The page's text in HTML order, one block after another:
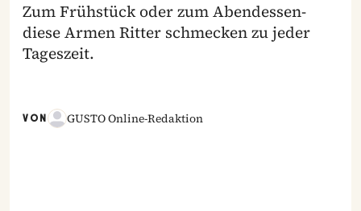
Zum Frühstück oder zum Abendessen-
diese Armen Ritter schmecken zu jeder
Tageszeit.
VON GUSTO Online-Redaktion